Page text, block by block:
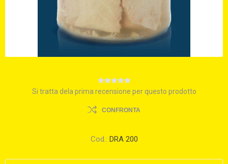
Si tratta dela prima recensione per questo prodotto
CONFRONTA
Cod.: DRA 200